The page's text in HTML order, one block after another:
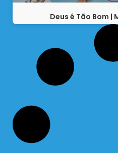
Deus é Tão Bom |